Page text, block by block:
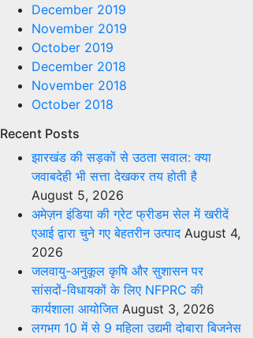
December 2019
November 2019
October 2019
December 2018
November 2018
October 2018
Recent Posts
झारखंड की सड़कों से उठता सवाल: क्या
जवाबदेही भी सत्ता देखकर तय होती है
August 5, 2026
अमेज़न इंडिया की ग्रेट फ्रीडम सेल में खरीदें
एआई द्वारा चुने गए बेहतरीन उत्पाद August 4,
2026
जलवायु-अनुकूल कृषि और सुशासन पर
सांसदों-विधायकों के लिए NFPRC की
कार्यशाला आयोजित August 3, 2026
लगभग 10 में से 9 महिला उद्यमी दोबारा बिजनेस